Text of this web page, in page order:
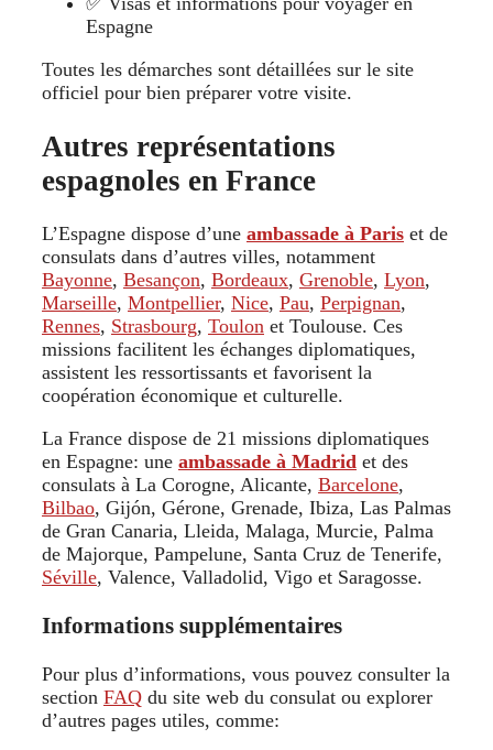
Espagne
Toutes les démarches sont détaillées sur le site
officiel pour bien préparer votre visite.
Autres représentations
espagnoles en France
L’Espagne dispose d’une ambassade à Paris et de
consulats dans d’autres villes, notamment
Bayonne, Besançon, Bordeaux, Grenoble, Lyon,
Marseille, Montpellier, Nice, Pau, Perpignan,
Rennes, Strasbourg, Toulon et Toulouse. Ces
missions facilitent les échanges diplomatiques,
assistent les ressortissants et favorisent la
coopération économique et culturelle.
La France dispose de 21 missions diplomatiques
en Espagne: une ambassade à Madrid et des
consulats à La Corogne, Alicante, Barcelone,
Bilbao, Gijón, Gérone, Grenade, Ibiza, Las Palmas
de Gran Canaria, Lleida, Malaga, Murcie, Palma
de Majorque, Pampelune, Santa Cruz de Tenerife,
Séville, Valence, Valladolid, Vigo et Saragosse.
Informations supplémentaires
Pour plus d’informations, vous pouvez consulter la
section FAQ du site web du consulat ou explorer
d’autres pages utiles, comme: